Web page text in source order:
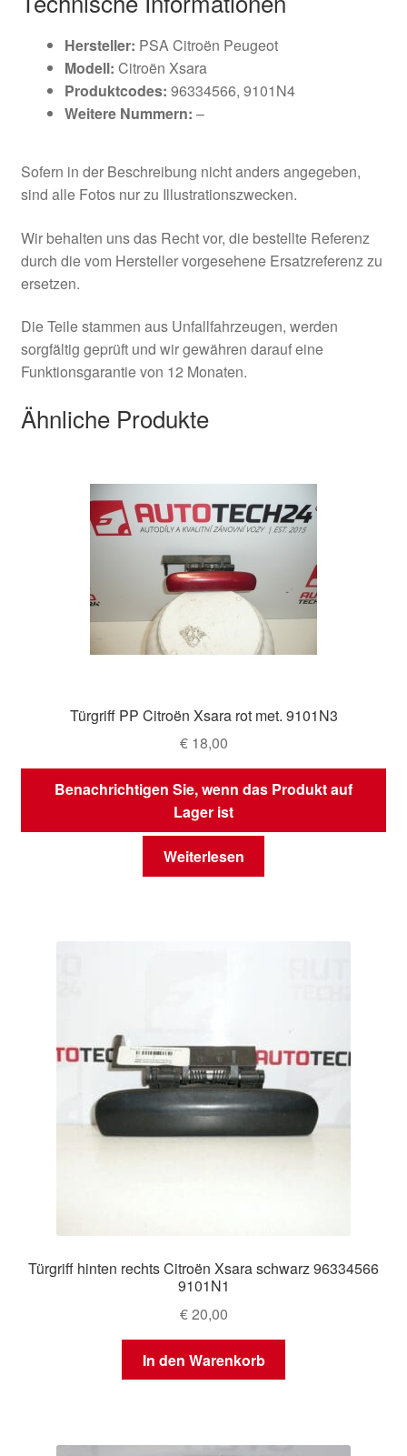
Hersteller: PSA Citroën Peugeot
Modell: Citroën Xsara
Produktcodes: 96334566, 9101N4
Weitere Nummern: –
Sofern in der Beschreibung nicht anders angegeben,
sind alle Fotos nur zu Illustrationszwecken.
Wir behalten uns das Recht vor, die bestellte Referenz
durch die vom Hersteller vorgesehene Ersatzreferenz zu
ersetzen.
Die Teile stammen aus Unfallfahrzeugen, werden
sorgfältig geprüft und wir gewähren darauf eine
Funktionsgarantie von 12 Monaten.
Ähnliche Produkte
Türgriff PP Citroën Xsara rot met. 9101N3
€18,00
Benachrichtigen Sie, wenn das Produkt auf
Lager ist
Weiterlesen
Türgriff hinten rechts Citroën Xsara schwarz 96334566
9101N1
€20,00
In den Warenkorb